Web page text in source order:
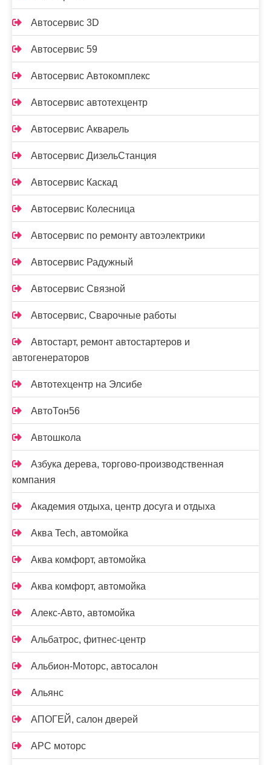
Автосервис 3D
Автосервис 59
Автосервис Автокомплекс
Автосервис автотехцентр
Автосервис Акварель
Автосервис ДизельСтанция
Автосервис Каскад
Автосервис Колесница
Автосервис по ремонту автоэлектрики
Автосервис Радужный
Автосервис Связной
Автосервис, Сварочные работы
Автостарт, ремонт автостартеров и
автогенераторов
Автотехцентр на Элсибе
АвтоТон56
Автошкола
Азбука дерева, торгово-производственная
компания
Академия отдыха, центр досуга и отдыха
Аква Tech, автомойка
Аква комфорт, автомойка
Аква комфорт, автомойка
Алекс-Авто, автомойка
Альбатрос, фитнес-центр
Альбион-Моторс, автосалон
Альянс
АПОГЕЙ, салон дверей
АРС моторс